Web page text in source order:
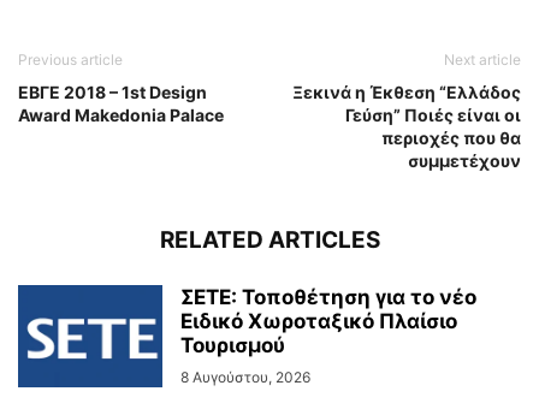
Previous article
EΒΓΕ 2018 – 1st Design
Award Makedonia Palace
Next article
Ξεκινά η Έκθεση “Ελλάδος
Γεύση” Ποιές είναι οι
περιοχές που θα
συμμετέχουν
RELATED ARTICLES
ΣΕΤΕ: Τοποθέτηση για το νέο
Ειδικό Χωροταξικό Πλαίσιο
Τουρισμού
8 Αυγούστου, 2026